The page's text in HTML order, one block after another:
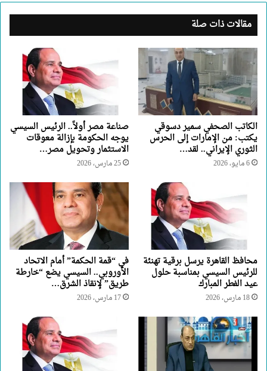
مقالات ذات صلة
الكاتب الصحفي سمير دسوقي
يكتب: من الإمارات إلى الحرس
الثوري الإيراني.. لقد…
6 مايو، 2026
صناعة مصر أولاً.. الرئيس السيسي
يوجه الحكومة بإزالة معوقات
الاستثمار وتحويل مصر…
25 مارس، 2026
محافظ القاهرة يرسل برقية تهنئة
للرئيس السيسي بمناسبة حلول
عيد الفطر المبارك
18 مارس، 2026
في “قمة الحكمة” أمام الاتحاد
الأوروبي.. السيسي يضع “خارطة
طريق” لإنقاذ الشرق…
17 مارس، 2026